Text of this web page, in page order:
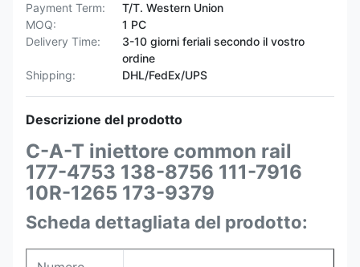
Payment Term:
T/T. Western Union
MOQ:
1 PC
Delivery Time:
3-10 giorni feriali secondo il vostro
ordine
Shipping:
DHL/FedEx/UPS
Descrizione del prodotto
C-A-T iniettore common rail
177-4753 138-8756 111-7916
10R-1265 173-9379
Scheda dettagliata del prodotto: